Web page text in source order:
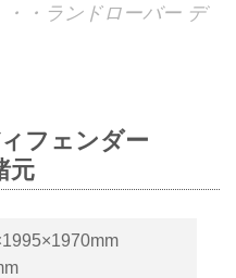
・ランドローバー デ
フェンダー
元